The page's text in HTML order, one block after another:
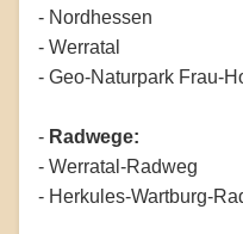
- Nordhessen
- Werratal
- Geo-Naturpark Frau-
- Radwege:
- Werratal-Radweg
- Herkules-Wartburg-